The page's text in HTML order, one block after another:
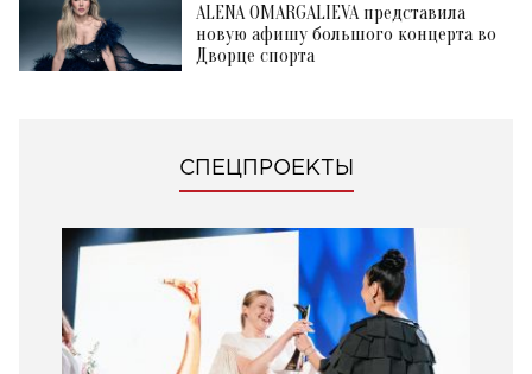
ALENA OMARGALIEVA представила
новую афишу большого концерта во
Дворце спорта
СПЕЦПРОЕКТЫ